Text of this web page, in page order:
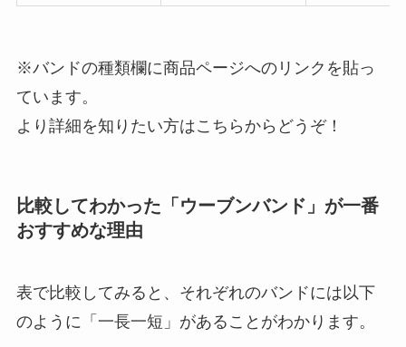
※バンドの種類欄に商品ページへのリンクを貼っ
ています。
より詳細を知りたい方はこちらからどうぞ！
比較してわかった「ウーブンバンド」が一番
おすすめな理由
表で比較してみると、それぞれのバンドには以下
のように「一長一短」があることがわかります。